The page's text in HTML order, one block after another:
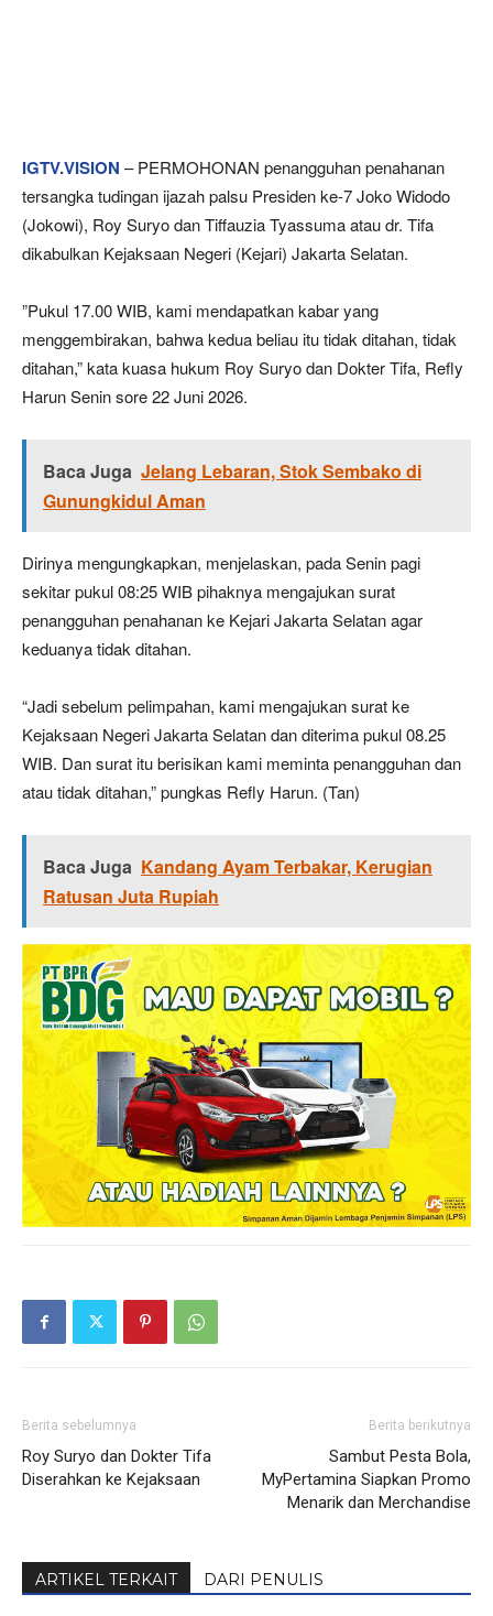
IGTV.VISION – PERMOHONAN penangguhan penahanan
tersangka tudingan ijazah palsu Presiden ke-7 Joko Widodo
(Jokowi), Roy Suryo dan Tiffauzia Tyassuma atau dr. Tifa
dikabulkan Kejaksaan Negeri (Kejari) Jakarta Selatan.
”Pukul 17.00 WIB, kami mendapatkan kabar yang
menggembirakan, bahwa kedua beliau itu tidak ditahan, tidak
ditahan,” kata kuasa hukum Roy Suryo dan Dokter Tifa, Refly
Harun Senin sore 22 Juni 2026.
Baca Juga Jelang Lebaran, Stok Sembako di
Gunungkidul Aman
Dirinya mengungkapkan, menjelaskan, pada Senin pagi
sekitar pukul 08:25 WIB pihaknya mengajukan surat
penangguhan penahanan ke Kejari Jakarta Selatan agar
keduanya tidak ditahan.
“Jadi sebelum pelimpahan, kami mengajukan surat ke
Kejaksaan Negeri Jakarta Selatan dan diterima pukul 08.25
WIB. Dan surat itu berisikan kami meminta penangguhan dan
atau tidak ditahan,” pungkas Refly Harun. (Tan)
Baca Juga Kandang Ayam Terbakar, Kerugian
Ratusan Juta Rupiah
Berita sebelumnya
Roy Suryo dan Dokter Tifa
Diserahkan ke Kejaksaan
Berita berikutnya
Sambut Pesta Bola,
MyPertamina Siapkan Promo
Menarik dan Merchandise
ARTIKEL TERKAIT DARI PENULIS